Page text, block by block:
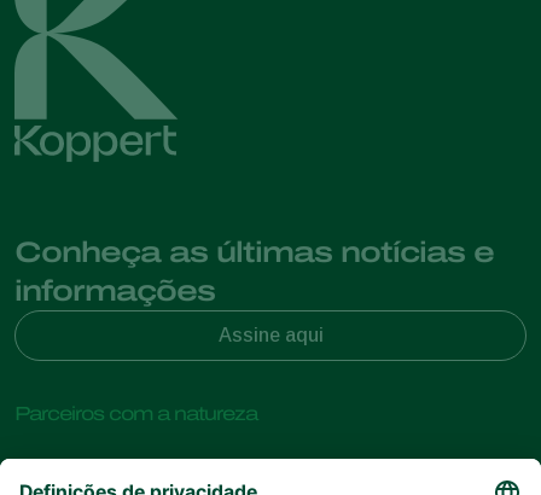
Conheça as últimas notícias e
informações
Assine aqui
Parceiros com a natureza
Sobre a Koppert